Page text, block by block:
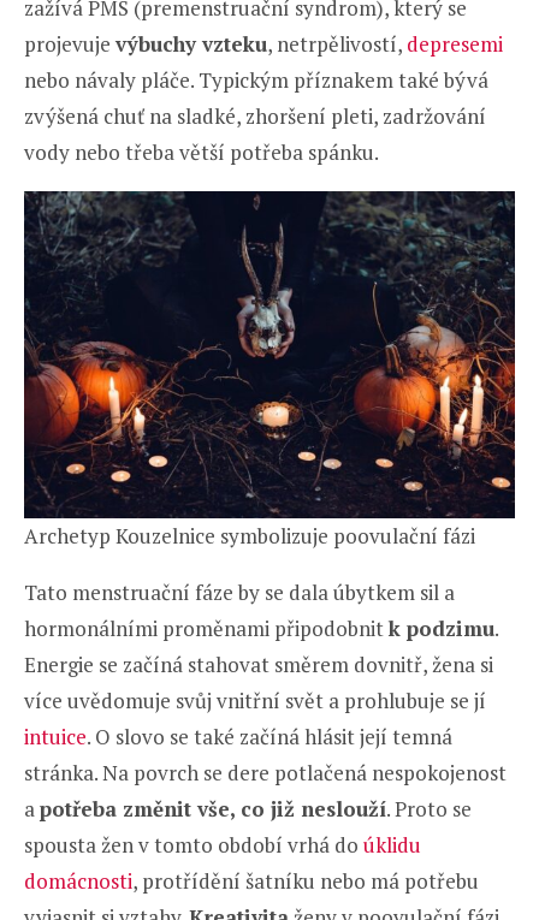
zažívá PMS (premenstruační syndrom), který se
projevuje výbuchy vzteku, netrpělivostí, depresemi
nebo návaly pláče. Typickým příznakem také bývá
zvýšená chuť na sladké, zhoršení pleti, zadržování
vody nebo třeba větší potřeba spánku.
Archetyp Kouzelnice symbolizuje poovulační fázi
Tato menstruační fáze by se dala úbytkem sil a
hormonálními proměnami připodobnitk podzimu.
Energie se začíná stahovat směrem dovnitř, žena si
více uvědomuje svůj vnitřní svět a prohlubuje se jí
intuice. O slovo se také začíná hlásit její temná
stránka. Na povrch se dere potlačená nespokojenost
apotřeba změnit vše, co již neslouží. Proto se
spousta žen v tomto období vrhá do úklidu
domácnosti, protřídění šatníku nebo má potřebu